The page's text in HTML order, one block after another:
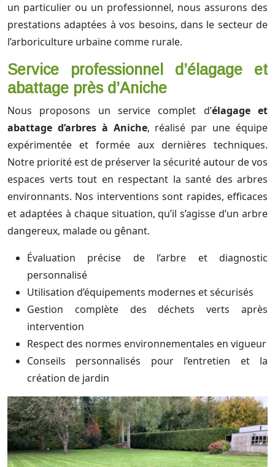
un particulier ou un professionnel, nous assurons des
prestations adaptées à vos besoins, dans le secteur de
l’arboriculture urbaine comme rurale.
Service professionnel d’élagage et
abattage près d’Aniche
Nous proposons un service complet d’élagage et
abattage d’arbres à Aniche, réalisé par une équipe
expérimentée et formée aux dernières techniques.
Notre priorité est de préserver la sécurité autour de vos
espaces verts tout en respectant la santé des arbres
environnants. Nos interventions sont rapides, efficaces
et adaptées à chaque situation, qu’il s’agisse d’un arbre
dangereux, malade ou gênant.
Évaluation précise de l’arbre et diagnostic
personnalisé
Utilisation d’équipements modernes et sécurisés
Gestion complète des déchets verts après
intervention
Respect des normes environnementales en vigueur
Conseils personnalisés pour l’entretien et la
création de jardin